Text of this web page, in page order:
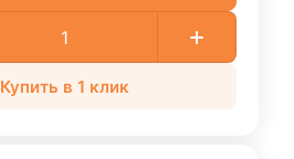
Купить в 1 клик